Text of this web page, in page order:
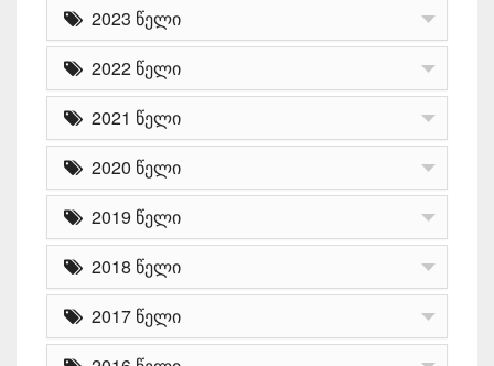
2023 წელი
2022 წელი
2021 წელი
2020 წელი
2019 წელი
2018 წელი
2017 წელი